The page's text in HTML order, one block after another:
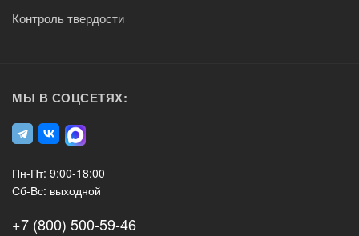
Контроль твердости
МЫ В СОЦСЕТЯХ:
Пн-Пт: 9:00-18:00
Сб-Вс: выходной
+7 (800) 500-59-46